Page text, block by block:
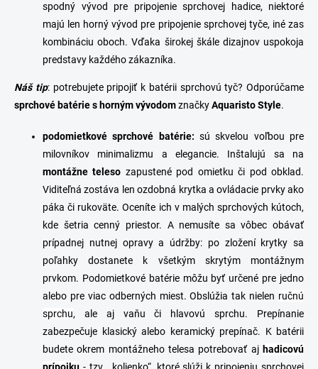
spodný vývod pre pripojenie sprchovej hadice, niektoré
majú len horný vývod pre pripojenie sprchovej tyče, iné zas
kombináciu oboch. Vďaka širokej škále dizajnov uspokoja
predstavy každého zákazníka.
Náš tip: potrebujete pripojiť k batérii sprchovú tyč? Odporúčame
sprchové batérie s horným vývodomznačkyAquaristo Style.
podomietkové sprchové batérie: sú skvelou voľbou pre
milovníkov minimalizmu a elegancie. Inštalujú sa na
montážne teleso zapustené pod omietku či pod obklad.
Viditeľná zostáva len ozdobná krytka a ovládacie prvky ako
páka či rukoväte. Oceníte ich v malých sprchových kútoch,
kde šetria cenný priestor. A nemusíte sa vôbec obávať
prípadnej nutnej opravy a údržby: po zložení krytky sa
poľahky dostanete k všetkým skrytým montážnym
prvkom. Podomietkové batérie môžu byť určené pre jedno
alebo pre viac odberných miest. Obslúžia tak nielen ručnú
sprchu, ale aj vaňu či hlavovú sprchu. Prepínanie
zabezpečuje klasický alebo keramický prepínač. K batérii
budete okrem montážneho telesa potrebovať aj hadicovú